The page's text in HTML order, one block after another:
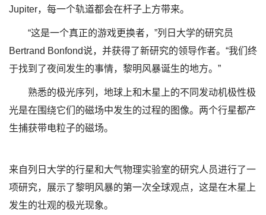
Jupiter，每一个轨道都会在杆子上方带来。
“这是一个真正的游戏更换者，”列日大学的研究员
Bertrand Bonfond说，并获得了新研究的领导作者。“我们终
于找到了夜间发生的事情，黎明风暴诞生的地方。”
熟悉的极光序列，地球上和木星上的不同发动机极性极
光是在围绕它们的磁场中发生的过程的图像。两个行星都产
生捕获带电粒子的磁场。
来自列日大学的行星和大气物理实验室的研究人员进行了一
项研究，展示了黎明风暴的第一次全球观点，这是在木星上
发生的壮观的极光现象。